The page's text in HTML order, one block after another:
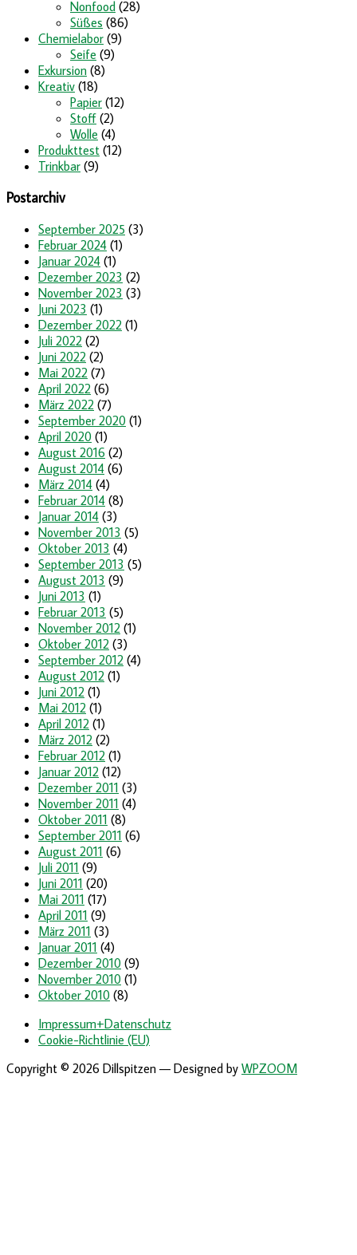
Nonfood (28)
Süßes (86)
Chemielabor (9)
Seife (9)
Exkursion (8)
Kreativ (18)
Papier (12)
Stoff (2)
Wolle (4)
Produkttest (12)
Trinkbar (9)
Postarchiv
September 2025 (3)
Februar 2024 (1)
Januar 2024 (1)
Dezember 2023 (2)
November 2023 (3)
Juni 2023 (1)
Dezember 2022 (1)
Juli 2022 (2)
Juni 2022 (2)
Mai 2022 (7)
April 2022 (6)
März 2022 (7)
September 2020 (1)
April 2020 (1)
August 2016 (2)
August 2014 (6)
März 2014 (4)
Februar 2014 (8)
Januar 2014 (3)
November 2013 (5)
Oktober 2013 (4)
September 2013 (5)
August 2013 (9)
Juni 2013 (1)
Februar 2013 (5)
November 2012 (1)
Oktober 2012 (3)
September 2012 (4)
August 2012 (1)
Juni 2012 (1)
Mai 2012 (1)
April 2012 (1)
März 2012 (2)
Februar 2012 (1)
Januar 2012 (12)
Dezember 2011 (3)
November 2011 (4)
Oktober 2011 (8)
September 2011 (6)
August 2011 (6)
Juli 2011 (9)
Juni 2011 (20)
Mai 2011 (17)
April 2011 (9)
März 2011 (3)
Januar 2011 (4)
Dezember 2010 (9)
November 2010 (1)
Oktober 2010 (8)
Impressum+Datenschutz
Cookie-Richtlinie (EU)
Copyright © 2026 Dillspitzen — Designed by WPZOOM